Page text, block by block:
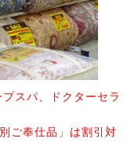
スパ、ドクターセラ
ご奉仕品」は割引対